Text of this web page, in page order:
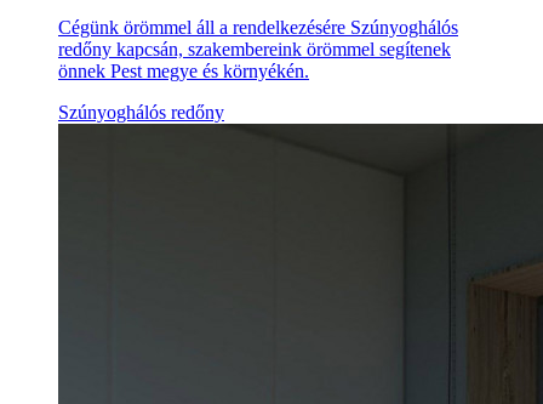
Cégünk örömmel áll a rendelkezésére Szúnyoghálós
redőny kapcsán, szakembereink örömmel segítenek
önnek Pest megye és környékén.
Szúnyoghálós redőny